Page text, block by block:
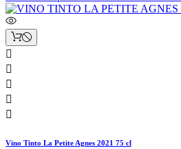





Vino Tinto La Petite Agnes 2021 75 cl